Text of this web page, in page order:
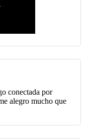
conectada por
alegro mucho que